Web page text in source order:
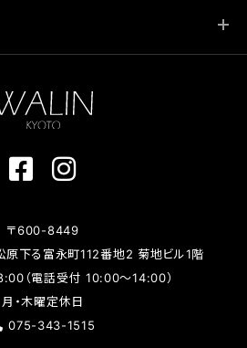
〒600-8449
原下る富永町112番地2 菊地ビル1階
（電話受付 10:00～14:00）
月・木曜定休日
075-343-1515